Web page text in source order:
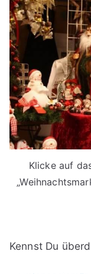
Klicke auf
Kennst Du